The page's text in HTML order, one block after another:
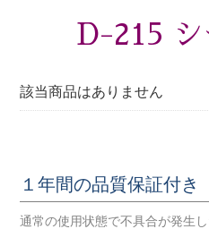
D-215
該当商品はありません
１年間の品質保証付き
通常の使用状態で不具合が発生